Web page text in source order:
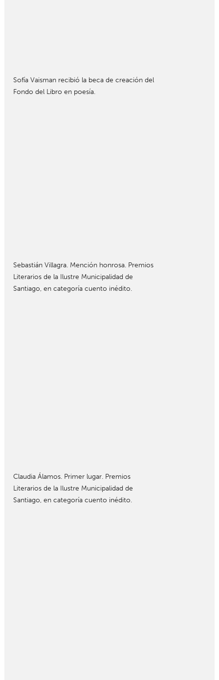
Sofía Vaisman recibió la beca de creación del
Fondo del Libro en poesía.
Sebastián Villagra. Mención honrosa. Premios
Literarios de la Ilustre Municipalidad de
Santiago, en categoría cuento inédito.
Claudia Álamos. Primer lugar. Premios
Literarios de la Ilustre Municipalidad de
Santiago, en categoría cuento inédito.